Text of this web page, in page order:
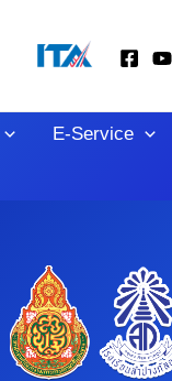
E-Service